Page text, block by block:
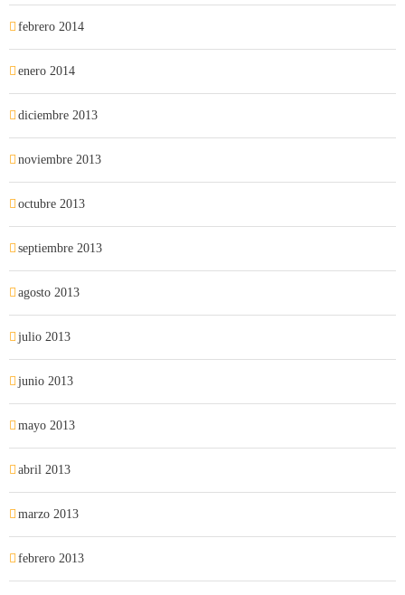
febrero 2014
enero 2014
diciembre 2013
noviembre 2013
octubre 2013
septiembre 2013
agosto 2013
julio 2013
junio 2013
mayo 2013
abril 2013
marzo 2013
febrero 2013